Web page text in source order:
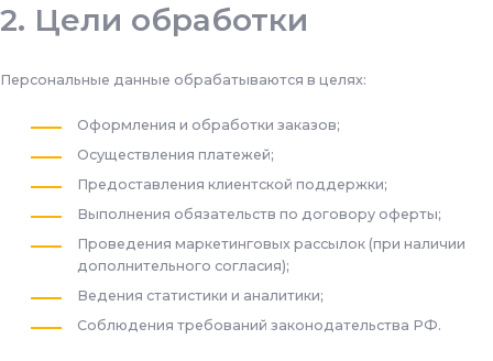
Цели обработки
Персональные данные обрабатываются в целях:
Оформления и обработки заказов;
Осуществления платежей;
Предоставления клиентской поддержки;
Выполнения обязательств по договору оферты;
Проведения маркетинговых рассылок (при наличии
дополнительного согласия);
Ведения статистики и аналитики;
Соблюдения требований законодательства РФ.